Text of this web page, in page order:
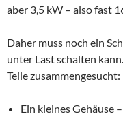
aber 3,5 kW – also fast
Daher muss noch ein
unter Last schalten
Teile zusammengesucht:
Ein kleines Gehäuse